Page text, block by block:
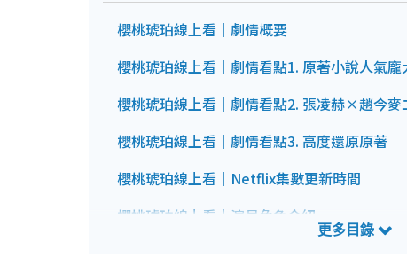
櫻桃琥珀線上看｜劇情概要
櫻桃琥珀線上看｜劇情看點1. 原著小說人氣龐
櫻桃琥珀線上看｜劇情看點2. 張凌赫×趙今麥
櫻桃琥珀線上看｜劇情看點3. 高度還原原著
櫻桃琥珀線上看｜Netflix集數更新時間
櫻桃琥珀線上看｜演員角色介紹